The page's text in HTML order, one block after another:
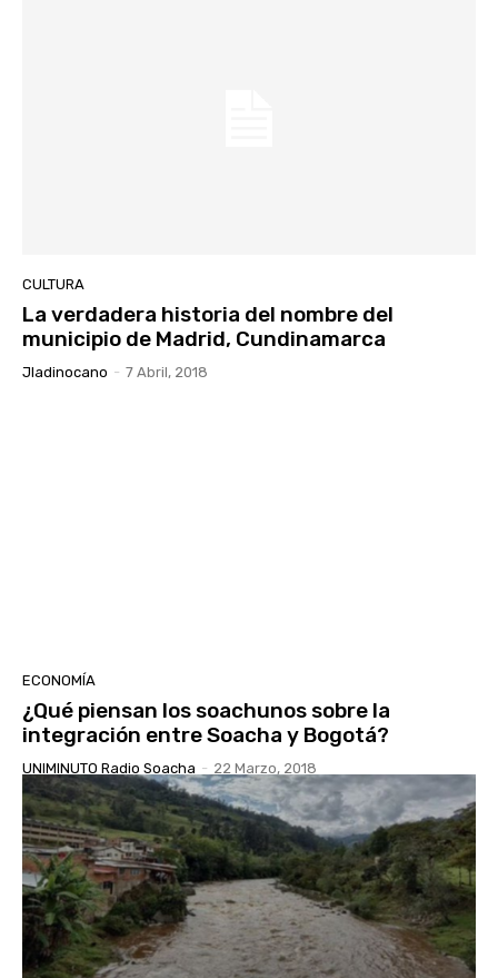
CULTURA
La verdadera historia del nombre del
municipio de Madrid, Cundinamarca
Jladinocano - 7 Abril, 2018
ECONOMÍA
¿Qué piensan los soachunos sobre la
integración entre Soacha y Bogotá?
UNIMINUTO Radio Soacha - 22 Marzo, 2018